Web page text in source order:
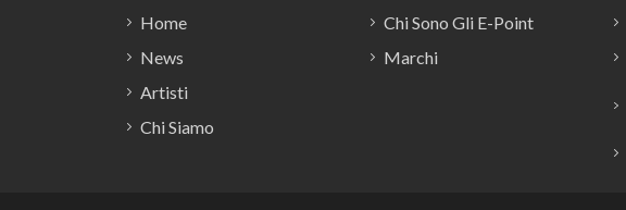
Home
News
Artisti
Chi Siamo
Chi Sono Gli E-Point
Marchi